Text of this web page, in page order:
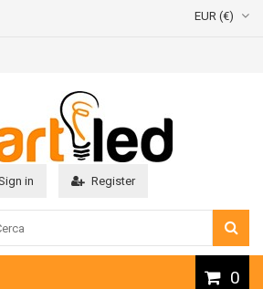
EUR (€)
in Register
0